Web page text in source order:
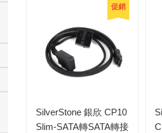
促銷
SilverStone 銀欣 CP10
Slim-SATA轉SATA轉接